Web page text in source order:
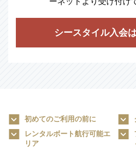
シースタイル入会
初めてのご利用の前に
レンタルボート航行可能エ
リア